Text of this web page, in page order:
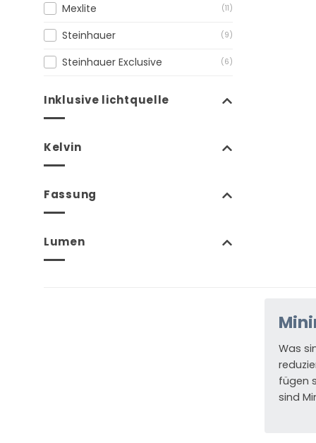
Mexlite (11)
Steinhauer (9)
Steinhauer Exclusive (6)
Inklusive lichtquelle
Kelvin
Fassung
Lumen
Was
fügen
sind